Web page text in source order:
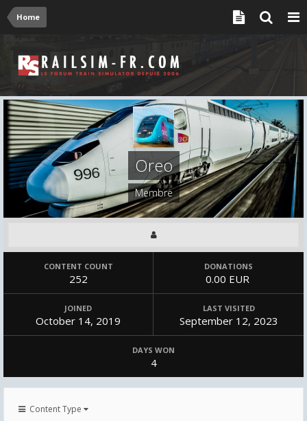
Home
Oreo
Membre
CONTENT COUNT
252
DONATIONS
0.00 EUR
JOINED
October 14, 2019
LAST VISITED
September 12, 2023
DAYS WON
4
Content Type